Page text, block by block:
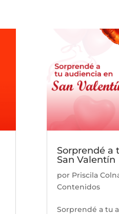
Sorprendé a
San Valentín
por Priscila
Contenidos
Sorprendé a tu